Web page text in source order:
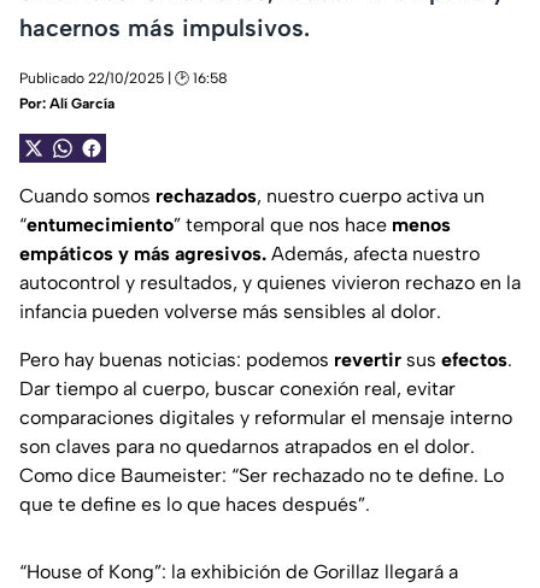
hacernos más impulsivos.
Publicado 22/10/2025 | 🕑 16:58
Por: Alí García
Cuando somos rechazados, nuestro cuerpo activa un
“entumecimiento” temporal que nos hace menos
empáticos y más agresivos. Además, afecta nuestro
autocontrol y resultados, y quienes vivieron rechazo en la
infancia pueden volverse más sensibles al dolor.
Pero hay buenas noticias: podemos revertir sus efectos.
Dar tiempo al cuerpo, buscar conexión real, evitar
comparaciones digitales y reformular el mensaje interno
son claves para no quedarnos atrapados en el dolor.
Como dice Baumeister: “Ser rechazado no te define. Lo
que te define es lo que haces después”.
“House of Kong”: la exhibición de Gorillaz llegará a